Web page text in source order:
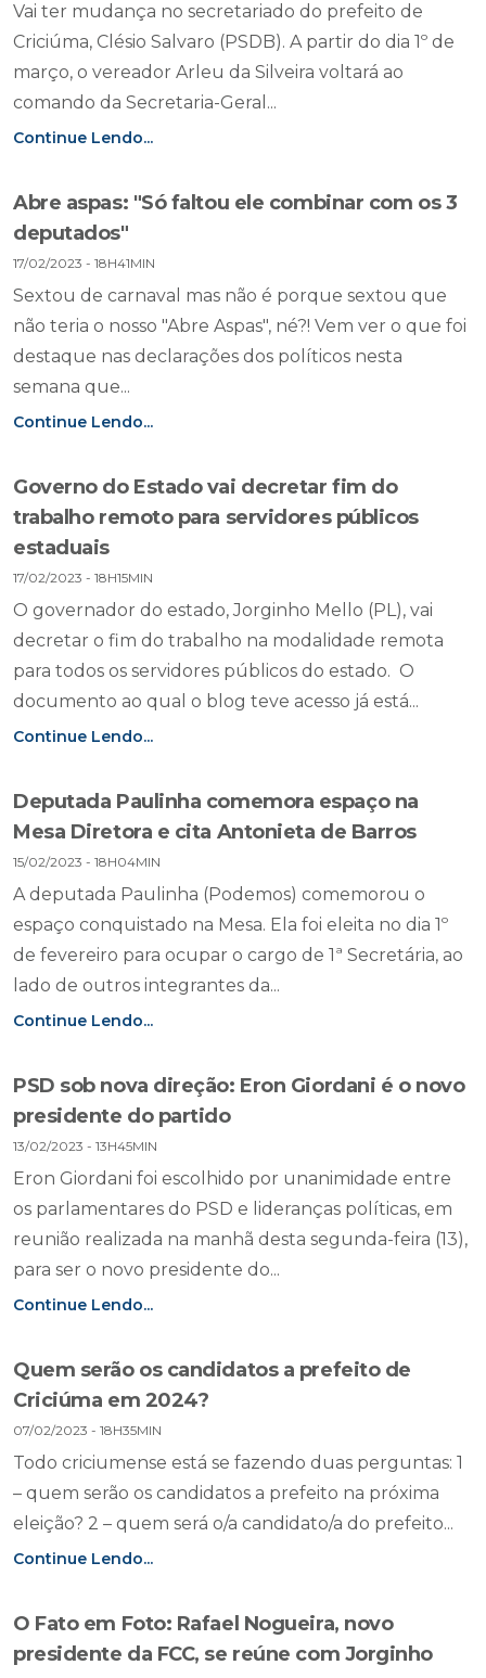
Vai ter mudança no secretariado do prefeito de
Criciúma, Clésio Salvaro (PSDB). A partir do dia 1º de
março, o vereador Arleu da Silveira voltará ao
comando da Secretaria-Geral...
Continue Lendo...
Abre aspas: "Só faltou ele combinar com os 3
deputados"
17/02/2023 - 18H41MIN
Sextou de carnaval mas não é porque sextou que
não teria o nosso "Abre Aspas", né?! Vem ver o que foi
destaque nas declarações dos políticos nesta
semana que...
Continue Lendo...
Governo do Estado vai decretar fim do
trabalho remoto para servidores públicos
estaduais
17/02/2023 - 18H15MIN
O governador do estado, Jorginho Mello (PL), vai
decretar o fim do trabalho na modalidade remota
para todos os servidores públicos do estado. O
documento ao qual o blog teve acesso já está...
Continue Lendo...
Deputada Paulinha comemora espaço na
Mesa Diretora e cita Antonieta de Barros
15/02/2023 - 18H04MIN
A deputada Paulinha (Podemos) comemorou o
espaço conquistado na Mesa. Ela foi eleita no dia 1º
de fevereiro para ocupar o cargo de 1ª Secretária, ao
lado de outros integrantes da...
Continue Lendo...
PSD sob nova direção: Eron Giordani é o novo
presidente do partido
13/02/2023 - 13H45MIN
Eron Giordani foi escolhido por unanimidade entre
os parlamentares do PSD e lideranças políticas, em
reunião realizada na manhã desta segunda-feira (13),
para ser o novo presidente do...
Continue Lendo...
Quem serão os candidatos a prefeito de
Criciúma em 2024?
07/02/2023 - 18H35MIN
Todo criciumense está se fazendo duas perguntas: 1
– quem serão os candidatos a prefeito na próxima
eleição? 2 – quem será o/a candidato/a do prefeito...
Continue Lendo...
O Fato em Foto: Rafael Nogueira, novo
presidente da FCC, se reúne com Jorginho